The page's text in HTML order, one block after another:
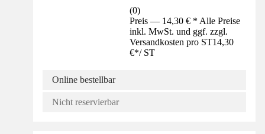
(0)
Preis — 14,30 € * Alle Preise
inkl. MwSt. und ggf. zzgl.
Versandkosten pro ST14,30
€*/ ST
Online bestellbar
Nicht reservierbar